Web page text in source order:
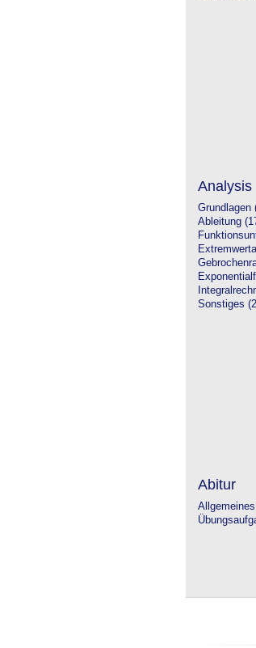
Analysis
Grundlagen
Ableitung
Sonstiges
Abitur